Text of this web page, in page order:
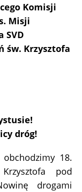
Komisji
Misji
SVD
św. Krzysztofa
dróg!
18.
pod
drogami